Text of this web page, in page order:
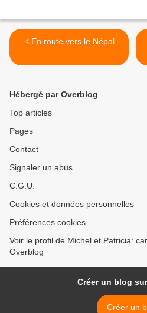
< En route vers le Népal
Hébergé par Overblog
Top articles
Pages
Contact
Signaler un abus
C.G.U.
Cookies et données personnelles
Préférences cookies
Voir le profil de Michel et Patricia:
Overblog
Créer un blog
Créer un